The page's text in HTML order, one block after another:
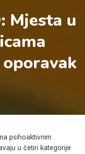
Mjesta u
psihoaktivnim
u četiri kategorije